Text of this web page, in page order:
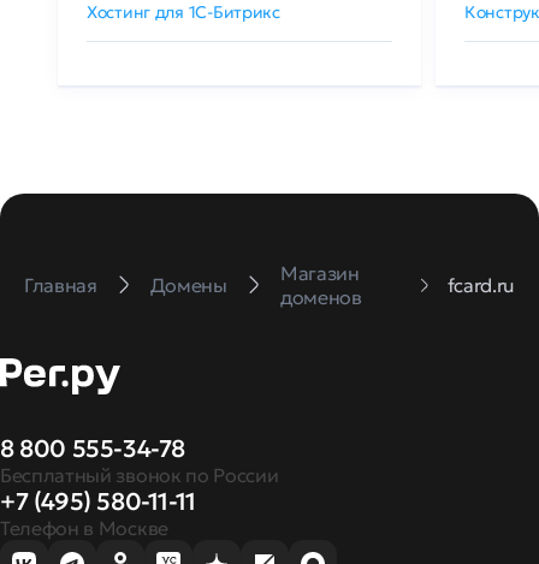
Хостинг для 1C-Битрикс
Главная Домены
Магазин
доменов
fcard.ru
8 800 555-34-78
Бесплатный звонок по России
+7 (495) 580-11-11
Телефон в Москве